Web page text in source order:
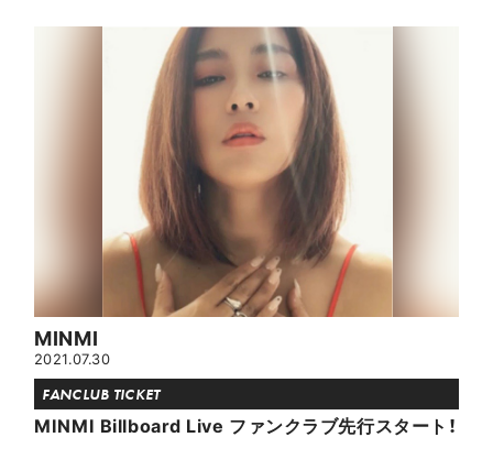
MINMI
2021.07.30
FANCLUB TICKET
MINMI Billboard Live ファンクラブ先行スタート！